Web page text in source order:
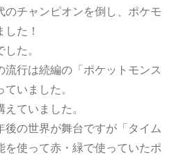
のチャンピオンを倒し、ポケモ
た！
た。
流行は続編の「ポケットモンス
いました。
ていました。
後の世界が舞台ですが「タイム
を使って赤・緑で使っていたポ